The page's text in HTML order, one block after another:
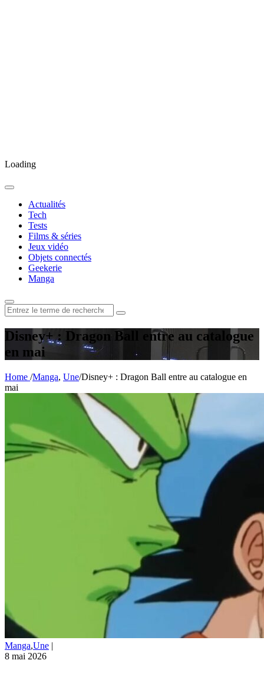
Loading
Actualités
Tech
Tests
Films & séries
Jeux vidéo
Objets connectés
Geekerie
Manga
Rechercher
:
Disney+ : Dragon Ball entre au catalogue
en mai
Home /Manga, Une/Disney+ : Dragon Ball entre au catalogue en
mai
Manga,Une |
8 mai 2026